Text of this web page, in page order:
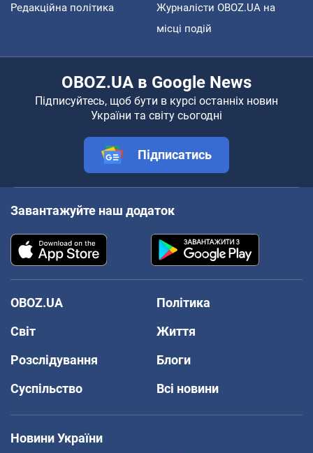
Редакційна політика
Журналісти OBOZ.UA на
місці подій
OBOZ.UA в Google News
Підписуйтесь, щоб бути в курсі останніх новин
України та світу сьогодні
Підписатись
Завантажуйте наш додаток
OBOZ.UA
Політика
Світ
Життя
Розслідування
Блоги
Суспільство
Всі новини
Новини України